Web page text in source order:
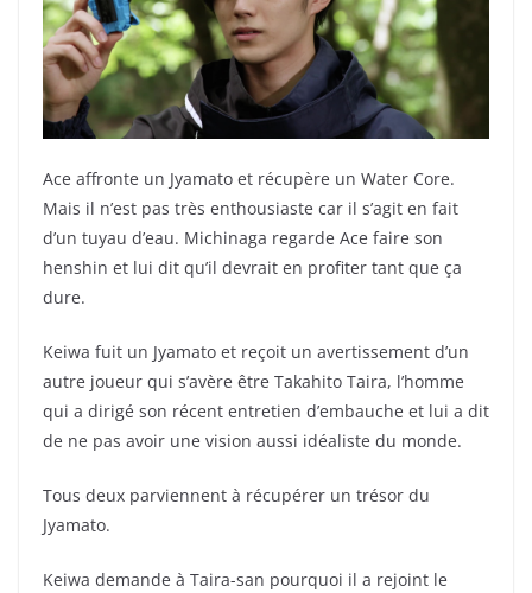
Ace affronte un Jyamato et récupère un Water Core.
Mais il n’est pas très enthousiaste car il s’agit en fait
d’un tuyau d’eau. Michinaga regarde Ace faire son
henshin et lui dit qu’il devrait en profiter tant que ça
dure.
Keiwa fuit un Jyamato et reçoit un avertissement d’un
autre joueur qui s’avère être Takahito Taira, l’homme
qui a dirigé son récent entretien d’embauche et lui a dit
de ne pas avoir une vision aussi idéaliste du monde.
Tous deux parviennent à récupérer un trésor du
Jyamato.
Keiwa demande à Taira-san pourquoi il a rejoint le